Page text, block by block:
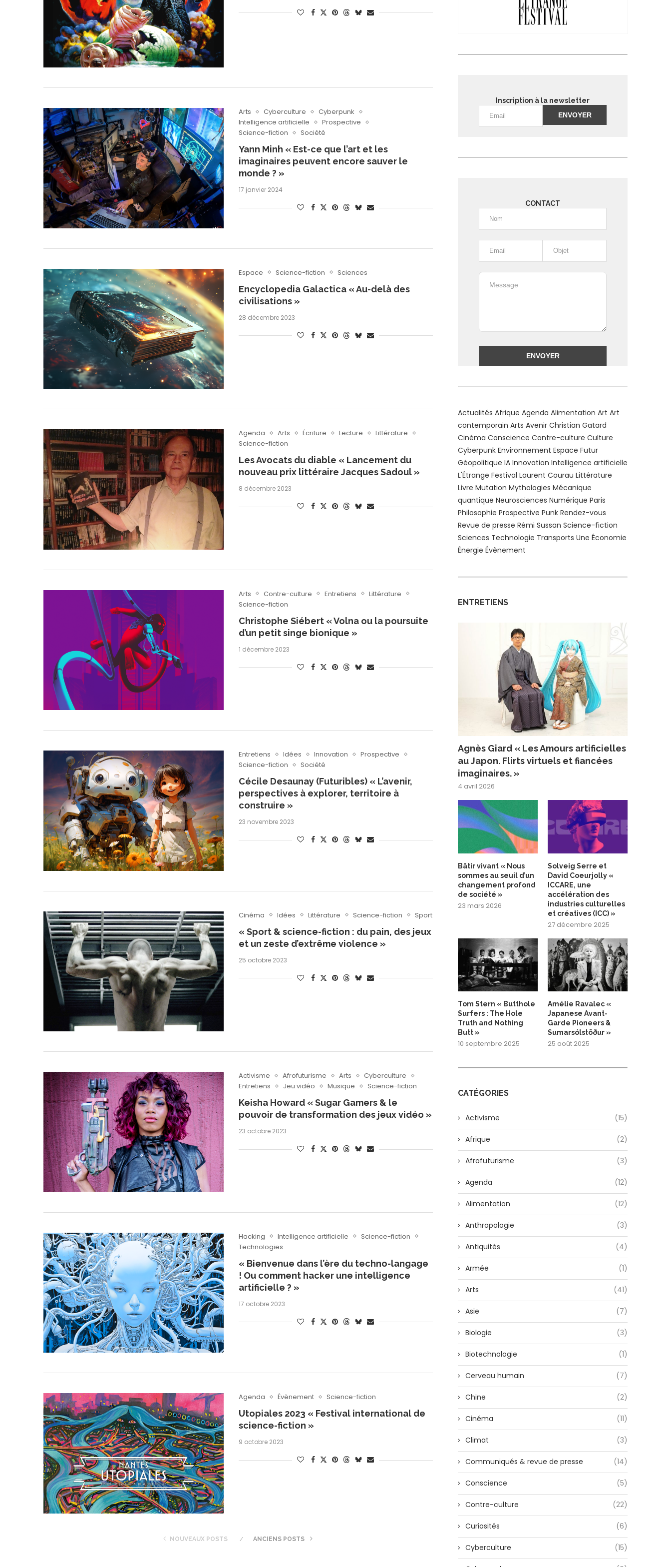
Arts Cyberculture
Cyberpunk
Intelligence artificielle
Prospective
Science-fiction
Société
Yann Minh « Est-ce que l’art et les
imaginaires peuvent encore sauver le
monde ? »
17 janvier 2024
Espace Science-fiction Sciences
Encyclopedia Galactica « Au-delà des
civilisations »
28 décembre 2023
Agenda Arts Écriture Lecture
Littérature
Science-fiction
Les Avocats du diable « Lancement du
nouveau prix littéraire Jacques Sadoul »
8 décembre 2023
Arts Contre-culture Entretiens
Littérature
Science-fiction
Christophe Siébert « Volna ou la poursuite
d’un petit singe bionique »
1 décembre 2023
Entretiens Idées Innovation
Prospective
Science-fiction
Société
Cécile Desaunay (Futuribles) « L’avenir,
perspectives à explorer, territoire à
construire »
23 novembre 2023
Cinéma Idées Littérature Science-fiction Sport
« Sport & science-fiction : du pain, des jeux
et un zeste d’extrême violence »
25 octobre 2023
Activisme Afrofuturisme Arts
Cyberculture
Entretiens
Jeu vidéo Musique Science-fiction
Keisha Howard « Sugar Gamers & le
pouvoir de transformation des jeux vidéo »
23 octobre 2023
Hacking Intelligence artificielle
Science-fiction
Technologies
« Bienvenue dans l’ère du techno-langage
! Ou comment hacker une intelligence
artificielle ? »
17 octobre 2023
Agenda Évènement Science-fiction
Utopiales 2023 « Festival international de
science-fiction »
9 octobre 2023
NOUVEAUX POSTS ANCIENS POSTS
Inscription à la newsletter
CONTACT
Actualités Afrique Agenda Alimentation Art Art
contemporain Arts Avenir Christian Gatard
Cinéma Conscience Contre-culture Culture
Cyberpunk Environnement Espace Futur
Géopolitique IA Innovation Intelligence artificielle
L'Étrange Festival Laurent Courau Littérature
Livre Mutation Mythologies Mécanique
quantique Neurosciences Numérique Paris
Philosophie Prospective Punk Rendez-vous
Revue de presse Rémi Sussan Science-fiction
Sciences Technologie Transports Une Économie
Énergie Évènement
ENTRETIENS
Agnès Giard « Les Amours artificielles
au Japon. Flirts virtuels et fiancées
imaginaires. »
4 avril 2026
Bâtir vivant « Nous
sommes au seuil d’un
changement profond
de société »
23 mars 2026
Solveig Serre et
David Coeurjolly «
ICCARE, une
accélération des
industries culturelles
et créatives (ICC) »
27 décembre 2025
Tom Stern « Butthole
Surfers : The Hole
Truth and Nothing
Butt »
10 septembre 2025
Amélie Ravalec «
Japanese Avant-
Garde Pioneers &
Sumarsólstöður »
25 août 2025
CATÉGORIES
Activisme (15)
Afrique (2)
Afrofuturisme (3)
Agenda (12)
Alimentation (12)
Anthropologie (3)
Antiquités (4)
Armée (1)
Arts (41)
Asie (7)
Biologie (3)
Biotechnologie (1)
Cerveau humain (7)
Chine (2)
Cinéma (11)
Climat (3)
Communiqués & revue de presse (14)
Conscience (5)
Contre-culture (22)
Curiosités (6)
Cyberculture (15)